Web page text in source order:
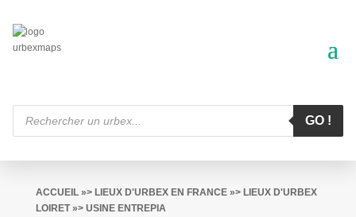
Recherche
produits
GO !
ACCUEIL»> LIEUX D'URBEX EN FRANCE»> LIEUX D'URBEX
LOIRET»> USINE ENTREPIA